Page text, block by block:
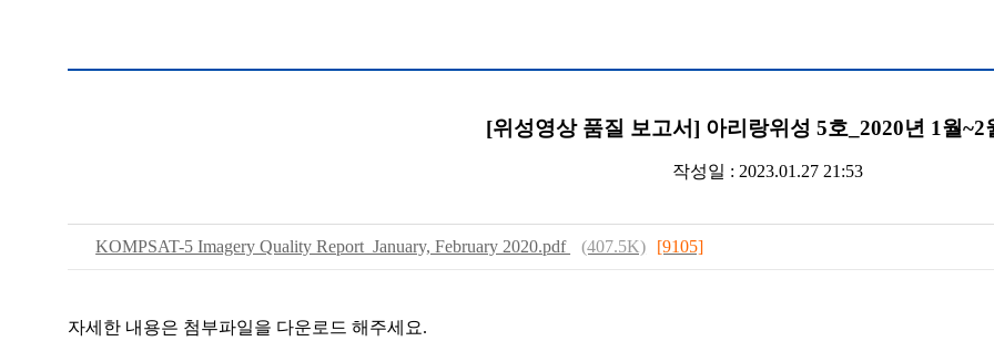
[위성영상 품질 보고서] 아리랑위성 5호_2020년 1월~2
작성일 : 2023.01.27 21:53
KOMPSAT-5 Imagery Quality Report_January, February 2020.pdf (407.5K) [9105]
자세한 내용은 첨부파일을 다운로드 해주세요.